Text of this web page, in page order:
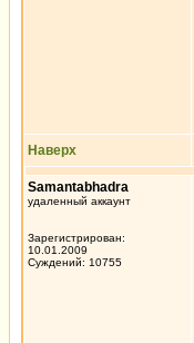
Наверх
Samantabhadra
удаленный аккаунт
Зарегистрирован:
10.01.2009
Суждений: 10755